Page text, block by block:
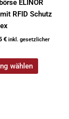
ELINOR
RFID Schutz
€ inkl. gesetzlicher
wählen